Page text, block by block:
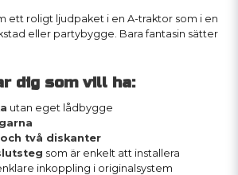
ett roligt ljudpaket i en A-traktor som i en
eller partybygge. Bara fantasin sätter
dig som vill ha:
utan eget lådbygge
två diskanter
som är enkelt att installera
inkoppling i originalsystem